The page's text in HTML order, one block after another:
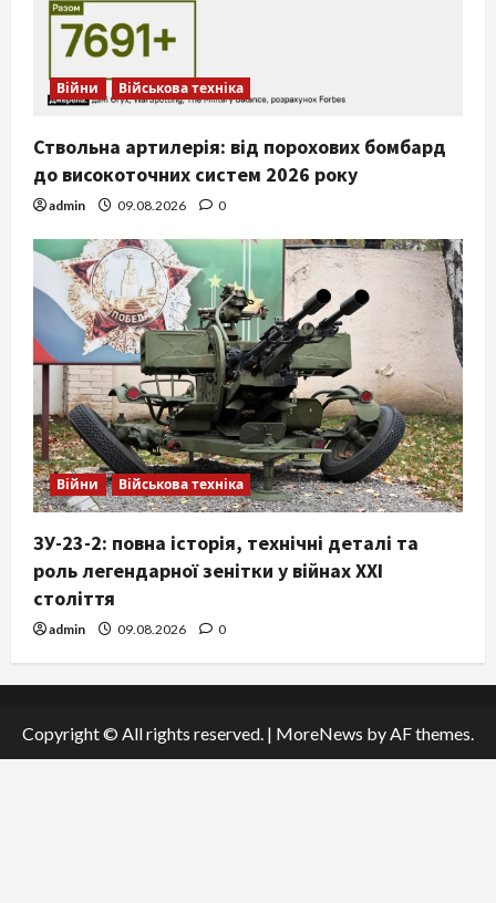
Війни Військова техніка
Ствольна артилерія: від порохових бомбард
до високоточних систем 2026 року
admin 09.08.2026 0
Війни Військова техніка
ЗУ-23-2: повна історія, технічні деталі та
роль легендарної зенітки у війнах XXI
століття
admin 09.08.2026 0
Copyright © All rights reserved. | MoreNews by AF themes.